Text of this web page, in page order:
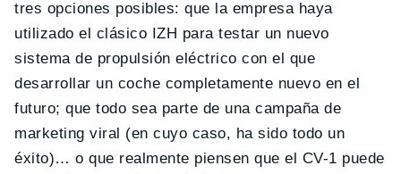
tres opciones posibles: que la empresa haya
utilizado el clásico IZH para testar un nuevo
sistema de propulsión eléctrico con el que
desarrollar un coche completamente nuevo en el
futuro; que todo sea parte de una campaña de
marketing viral (en cuyo caso, ha sido todo un
éxito)… o que realmente piensen que el CV-1 puede